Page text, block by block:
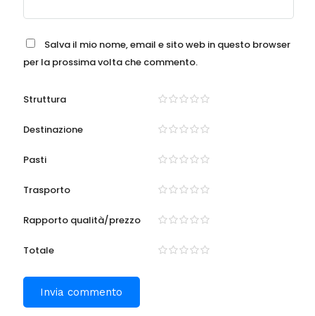
Nome*
Salva il mio nome, email e sito web in questo browser
Destinazione